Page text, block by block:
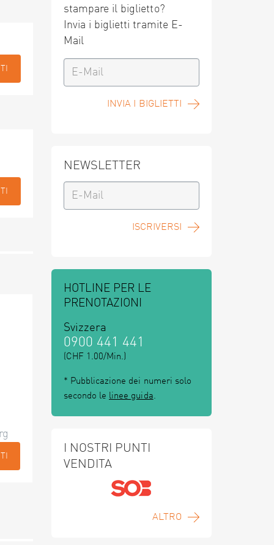
stampare il biglietto?
Invia i biglietti tramite E-
Mail
INVIA I BIGLIETTI
NEWSLETTER
ISCRIVERSI
HOTLINE PER LE
PRENOTAZIONI
Svizzera
0900 441 441
(CHF 1.00/Min.)
* Pubblicazione dei numeri solo
secondo le linee guida.
I NOSTRI PUNTI
VENDITA
ALTRO